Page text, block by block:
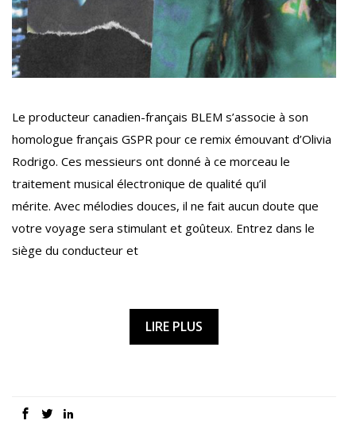
Le producteur canadien-français BLEM s’associe à son
homologue français GSPR pour ce remix émouvant d’Olivia
Rodrigo. Ces messieurs ont donné à ce morceau le
traitement musical électronique de qualité qu’il
mérite. Avec mélodies douces, il ne fait aucun doute que
votre voyage sera stimulant et goûteux. Entrez dans le
siège du conducteur et
LIRE PLUS